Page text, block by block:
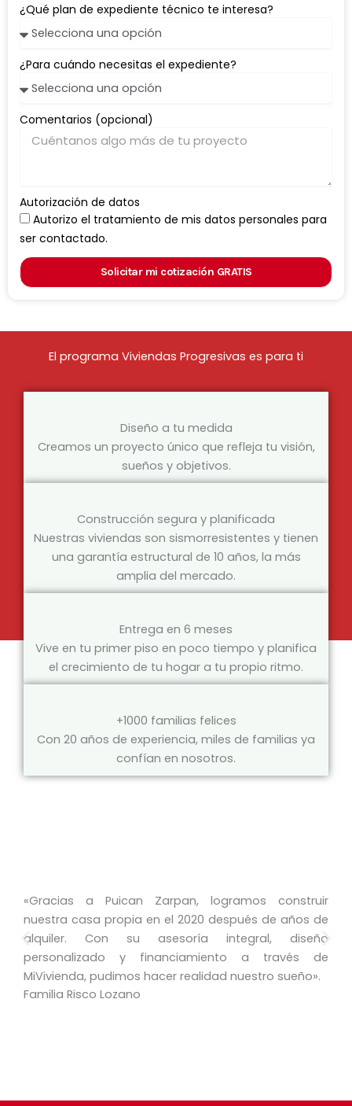
¿Qué plan de expediente técnico te interesa?
¿Para cuándo necesitas el expediente?
Comentarios (opcional)
Autorización de datos
Autorizo el tratamiento de mis datos personales para
ser contactado.
Solicitar mi cotización GRATIS
El programa Viviendas Progresivas es para ti
Diseño a tu medida
Creamos un proyecto único que refleja tu visión,
sueños y objetivos.
Construcción segura y planificada
Nuestras viviendas son sismorresistentes y tienen
una garantía estructural de 10 años, la más
amplia del mercado.
Entrega en 6 meses
Vive en tu primer piso en poco tiempo y planifica
el crecimiento de tu hogar a tu propio ritmo.
+1000 familias felices
Con 20 años de experiencia, miles de familias ya
confían en nosotros.
«Gracias a Puican Zarpan, logramos construir
nuestra casa propia en el 2020 después de años de
alquiler. Con su asesoría integral, diseño
personalizado y financiamiento a través de
MiVivienda, pudimos hacer realidad nuestro sueño».
Familia Risco Lozano